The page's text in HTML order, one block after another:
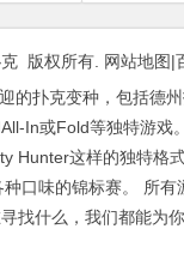
版权所有. 网站地图|
的扑克变种，包括德
In或Fold等独特游戏
Hunter这样的独特格
口味的锦标赛。 所有
找什么，我们都能为你